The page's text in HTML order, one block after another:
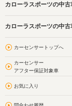
カローラスポーツの中
カローラスポーツの中
カーセンサートップへ
カーセンサー
アフター保証対象車
お気に入り